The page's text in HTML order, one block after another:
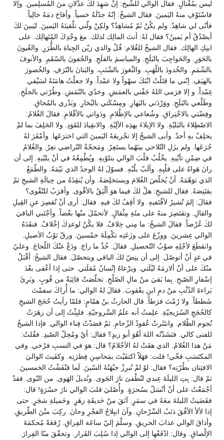
ليس بمُغْتالٍ. فقال الوالي للشّيخ: إنْ شهِدَ لكَ عدْلانِ منَ المُسلِمين. وإلا
فاسْتَوْفِ منهُ اليَمينَ. فقال الشيخُ: إنّهُ جدّلَهُ خسياً. وأفاحَ دمَهُ خالِياً.
فأنّى لي شاهِدٌ. ولم يكُنْ ثَمّ مُشاهِدٌ؟ ولكِنْ ولّني تلْقينَهُ اليَمينَ. ليَبينَ لكَ
أيصْدُقُ أم يَمينُ؟ فقال لهُ: أنتَ المالِك لذلك. معَ وجْدِكَ المُتَهالِك. على
ابنِكِ الهالِك. فقال الشيخُ للغُلام: قُلْ والذي زيّن الجِباهَ بالطُّرَرِ. والعُيونَ
بالحَوَرِ. والحَواجِبَ بالبَلَجِ. والمباسمَ بالفلَجِ. والجُفونَ بالسّقَمِ. والأنوفَ
بالشّمَمِ. والخُدودَ باللّهَبِ. والثّغورَ بالشّنَبِ. والبَنانَ بالتّرَفِ. والخُصورَ
بالهيَفِ. إنّني ما قتَلْتُ ابْنَكَ سهْواً ولا عمْداً. ولا جعلْتُ هامَتَهُ لسَيْفي
غِمْداً. و إلا فرَمى اللهُ جَفْني بالعمَشِ. وخدّي بالنّمَشِ. وطُرّتي بالجلَحِ.
وطَلْعي بالبَلَحِ. ووَرْدَتي بالبَهارِ. ومِسْكَتي بالبُخارِ. وبَدْري بالمُحاقِ.
وفِضّتي بالاحْتِراقِ. وشُعاعي بالإظْلامِ. ودَواتي بالأقْلامِ. فقالَ الغُلامُ:
الاصْطِلاءَ بالبَليّةِ. ولا الإيلاءَ بهذِه الألِيّةِ. والانقِيادَ للقَوَدِ. ولا الحَلِفَ بما لمْ
يحلِفْ بهِ أحدٌ. وأبى الشيخُ إلا تجْريعَهُ اليَمينَ التي اخترَعَها. وأمْقَرَ لهُ
جُرَعَها. ولم يزَلِ التّلاحي بينَهُما يستَعِرُ. ومَحجّةُ التّراضي تعِرُ. والغُلامُ
في ضِمْنِ تأبّيهِ. يخْلُبُ قلْبَ الوالي بتلوّيهِ. ويُطْمِعُهُ في أنْ يلبّيهِ. إلى أن
رانَ هَواهُ على قلْبِهِ. وألَبّ بلُبّهِ. فسوّلَ لهُ الوجدُ الذي تيّمَهُ. والطّمَعُ
الذي توَهّمَهُ. أنْ يُخلّصَ الغُلامَ ويستخلِصَهُ. وأن يُنقِذَهُ من حِبالَةِ الشيخِ ثمّ
يقتَنِصَهُ. فقال للشيخِ: هلْ لكَ فيما هوَ ألْيَقُ بالأقْوى. وأقرَبُ للتّقْوى؟
فقالَ: إلمَ تُشيرُ لأقْتَفيهِ. ولا أقِفُ لكَ فيهِ. فقال: أرى أنْ تُقصِرَ عنِ القِيلِ
والقالِ. وتقتَصِرَ منهُ على مئَةِ مِثْقالٍ. لأتحمّلَ منْها بعْضاً. وأجْتَبي الباقيَ
لكَ عُرْضاً. فقالَ الشيخُ: ما مِني خِلافٌ. فلا يكُنْ لوعدِكَ إخْلافٌ. فنقَدَهُ
الوالي عِشرينَ. ووزّعَ على وزَعَتِه تكْمِلَةَ خمْسينَ. ورقّ ثوْبُ الأصيلِ.
وانقطَعَ لأجْلِهِ صوْبُ التّحصيلِ. فقالَ: خُذْ ما راجَ. ودَعْ عنْكَ اللّجاجَ. وعليّ
في غدٍ أنْ أتوصّلَ. إلى أن ينِضّ لكَ الباقي ويتحصّلَ. فقال الشيخُ: أقْبَلُ
منْكَ على أنْ ألازمَهُ ليْلَتي. ويرْعاهُ إنْسانُ مُقلَتي. حتى إذا أعْفى بعْدَ
إسْفارِ الصّبحِ. بِما بَقيَ منْ مالِ الصّلْحِ. تخلّصَتْ قائِبَةٌ من قُوبٍ. وبَرِئَ
بَراءةَ الذّئْبِ منْ دمِ ابنِ يعْقوبَ. فقالَ لهُ الوالي: ما أُراكَ سفمْتَ
شَططاً. ولا رُمْتَ فرَطاً. قال الحارثُ بنُ همّامٍ: فلمّا رأيتُ حُجَجَ الشيخِ
كالحُجَجِ السُرَيجيّةِ. علِمتُ أنه علَمُ السَّروجيّةِ. فلبِثْتُ إلى أن زهَرَتْ
نُجوم الظّلام. وانتَثَرتْ عُقودُ الزّحامِ. ثمّ قصَدْتُ فِناء الوالي. فإذا الشيخُ
للفتى كالي. فنَشَدْتُه اللهَ أهُوَ أبو زيدٍ؟ فقال: أيْ ومُحِلّ الصّيدِ. فقُلتُ:
مَنْ هذا الغُلامُ. الذي هفَتْ لهُ الأحْلامُ؟ قال: هوَ في النسبِ فرْخي. وفي
المكتَسَبِ فخّي! قلت: فهَلاّ اكتفَيْتَ بمَحاسِنِ فِطرَتِه. وكفَيتَ الواليَ
الافتِتان بطُرّتِه؟ فقال: لوْ لمْ تُبرِزْ جبْهَتُهُ السّينَ. لَما قنْفَشْتُ الخمسينَ.
ثمّ قال: بِتِ الليلَةَ عِندي لنُطْفئ نارَ الجَوى. ونُديلَ الهَوى. من النّوى. فقدْ
أجْمَعْتُ على أنْ أنْسَلّ بسُحرَةٍ. وأُصْليَ قلبَ الوالي نارَ حسْرَةٍ! قال:
فقَضَيتُ الليلةَ معَهُ في سمَرٍ. آنَقَ منْ حَديقَةِ زهَرٍ. وخَميلةِ شجَرٍ. حتى
إذا لألأ الأفُقَ ذنَبُ السِّرْحانِ. وآنَ انبِلاجُ الفجْرِ وحانَ. ركِبَ متْنَ الطّريقِ.
وأذاقَ الوالي عذابَ الحريقِ. وسلّمَ إليّ ساعَة الفِراقِ. رُقعَةً مُحكمَةَ
الإلْصاقِ. وقال: ادْفَعْها إلى الوالي إذا سُلِبَ القَرار. وتحقّقَ منّا الفِرارَ.